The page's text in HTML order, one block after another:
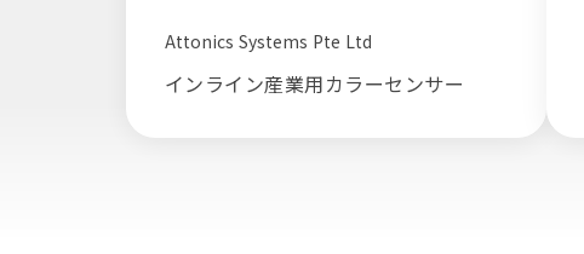
Attonics Systems Pte Ltd
インライン産業用カラーセンサー